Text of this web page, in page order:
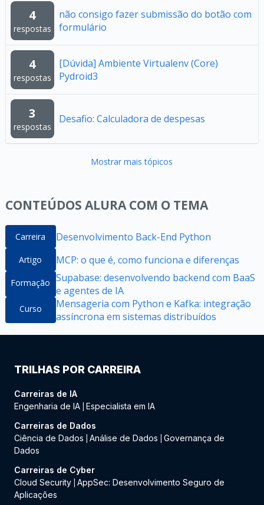
4
respostas
não consigo fazer submissão do botão com
formulário
4
respostas
[Dúvida] Ambiente Virtualenv (Core)
Pydroid3
3
respostas
Desafio: Calculadora de despesas
Mostrar mais tópicos
CONTEÚDOS ALURA COM O TEMA
Carreira Desenvolvimento Back-End Python
Artigo MCP: o que é, como funciona e diferenças
Formação Supabase: desenvolvendo backend com BaaS
e agentes de IA
Curso
Mensageria com Python e Kafka: integração
assíncrona em sistemas distribuídos
TRILHAS POR CARREIRA
Carreiras de IA
Engenharia de IA Especialista em IA
Carreiras de Dados
Ciência de Dados
Análise de Dados
Governança de
Dados
Carreiras de Cyber
Cloud Security AppSec: Desenvolvimento Seguro de
Aplicações